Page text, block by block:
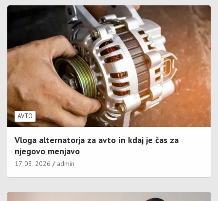
AVTO
Vloga alternatorja za avto in kdaj je čas za
njegovo menjavo
17. 03. 2026 admin